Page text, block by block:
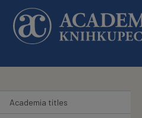
Skip to main content
Academia titles